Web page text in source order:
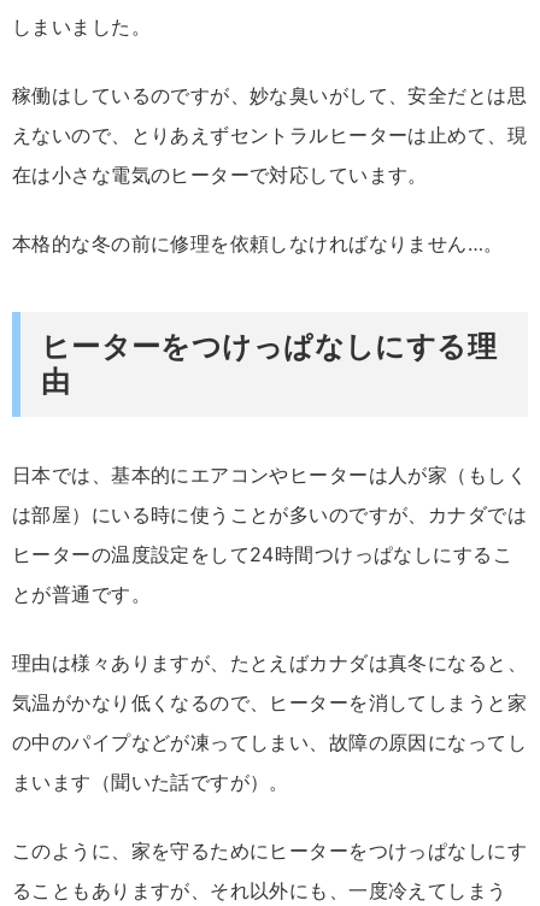
しまいました。
稼働はしているのですが、妙な臭いがして、安全だとは思
えないので、とりあえずセントラルヒーターは止めて、現
在は小さな電気のヒーターで対応しています。
本格的な冬の前に修理を依頼しなければなりません…。
ヒーターをつけっぱなしにする理
由
日本では、基本的にエアコンやヒーターは人が家（もしく
は部屋）にいる時に使うことが多いのですが、カナダでは
ヒーターの温度設定をして24時間つけっぱなしにするこ
とが普通です。
理由は様々ありますが、たとえばカナダは真冬になると、
気温がかなり低くなるので、ヒーターを消してしまうと家
の中のパイプなどが凍ってしまい、故障の原因になってし
まいます（聞いた話ですが）。
このように、家を守るためにヒーターをつけっぱなしにす
ることもありますが、それ以外にも、一度冷えてしまう